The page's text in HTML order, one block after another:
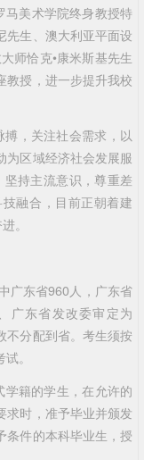
马美术学院终身教授特
先生、澳大利亚平面设
师恰克•康米斯基先生
教授，进一步提升我校
，关注社会需求，以
为区域经济社会发展服
持主流意识，尊重差
融合，目前正朝着建
。
广东省960人，广东省
广东省发改委审定为
不分配到省。考生须按
。
籍的学生，在允许的
求时，准予毕业并颁发
条件的本科毕业生，授